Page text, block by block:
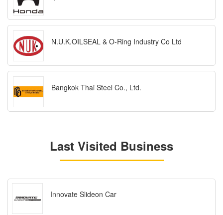
N.U.K.OILSEAL & O-Ring Industry Co Ltd
Bangkok Thai Steel Co., Ltd.
Last Visited Business
Innovate Slideon Car